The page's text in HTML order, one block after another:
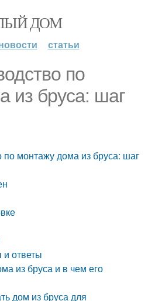
ДОМ
статьи
по
из бруса: шаг
по монтажу дома из бруса: шаг
ответы
из бруса и в чем его
дом из бруса для